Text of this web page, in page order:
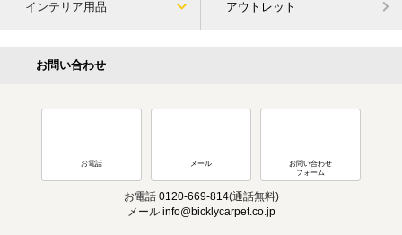
インテリア用品 アウトレット
お問い合わせ
お電話 メール
お問い合わせ
フォーム
お電話 0120-669-814(通話無料)
メール info@bicklycarpet.co.jp